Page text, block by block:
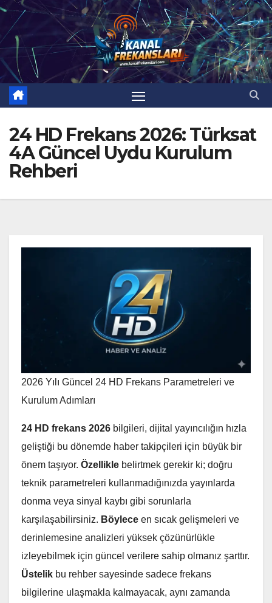
Skip
content
24 HD Frekans 2026: Türksat
4A Güncel Uydu Kurulum
Rehberi
2026 Yılı Güncel 24 HD Frekans Parametreleri ve
Kurulum Adımları
24 HD frekans 2026 bilgileri, dijital yayıncılığın hızla
geliştiği bu dönemde haber takipçileri için büyük bir
önem taşıyor. Özellikle belirtmek gerekir ki; doğru
teknik parametreleri kullanmadığınızda yayınlarda
donma veya sinyal kaybı gibi sorunlarla
karşılaşabilirsiniz. Böylece en sıcak gelişmeleri ve
derinlemesine analizleri yüksek çözünürlükle
izleyebilmek için güncel verilere sahip olmanız şarttır.
Üstelik bu rehber sayesinde sadece frekans
bilgilerine ulaşmakla kalmayacak, aynı zamanda